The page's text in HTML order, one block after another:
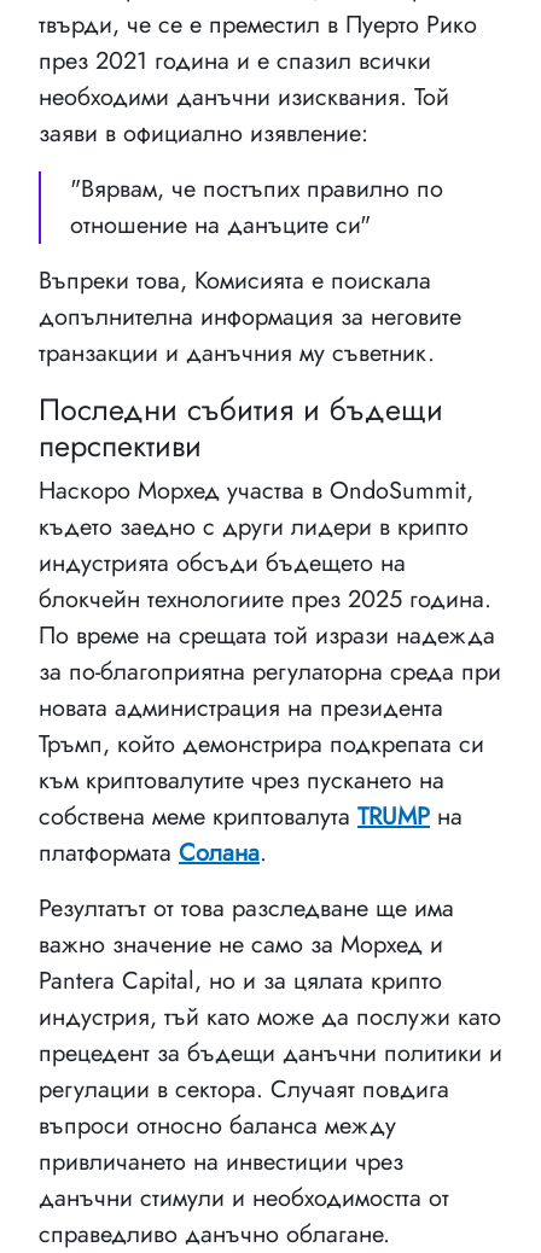
твърди, че се е преместил в Пуерто Рико
през 2021 година и е спазил всички
необходими данъчни изисквания. Той
заяви в официално изявление:
"Вярвам, че постъпих правилно по
отношение на данъците си"
Въпреки това, Комисията е поискала
допълнителна информация за неговите
транзакции и данъчния му съветник.
Последни събития и бъдещи
перспективи
Наскоро Морхед участва в OndoSummit,
където заедно с други лидери в крипто
индустрията обсъди бъдещето на
блокчейн технологиите през 2025 година.
По време на срещата той изрази надежда
за по-благоприятна регулаторна среда при
новата администрация на президента
Тръмп, който демонстрира подкрепата си
към криптовалутите чрез пускането на
собствена меме криптовалута TRUMP на
платформата Солана.
Резултатът от това разследване ще има
важно значение не само за Морхед и
Pantera Capital, но и за цялата крипто
индустрия, тъй като може да послужи като
прецедент за бъдещи данъчни политики и
регулации в сектора. Случаят повдига
въпроси относно баланса между
привличането на инвестиции чрез
данъчни стимули и необходимостта от
справедливо данъчно облагане.